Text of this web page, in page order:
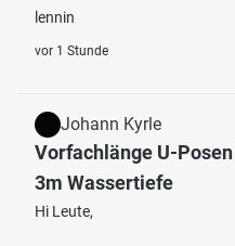
lennin
vor 1 Stunde
Johann Kyrle
Vorfachlänge U-
3m Wassertiefe
Hi Leute,